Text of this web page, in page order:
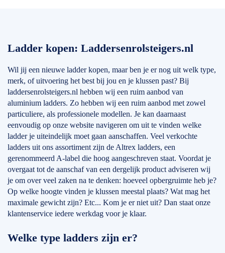
Ladder kopen: Laddersenrolsteigers.nl
Wil jij een nieuwe ladder kopen, maar ben je er nog uit welk type,
merk, of uitvoering het best bij jou en je klussen past? Bij
laddersenrolsteigers.nl hebben wij een ruim aanbod van
aluminium ladders. Zo hebben wij een ruim aanbod met zowel
particuliere, als professionele modellen. Je kan daarnaast
eenvoudig op onze website navigeren om uit te vinden welke
ladder je uiteindelijk moet gaan aanschaffen. Veel verkochte
ladders uit ons assortiment zijn de Altrex ladders, een
gerenommeerd A-label die hoog aangeschreven staat. Voordat je
overgaat tot de aanschaf van een dergelijk product adviseren wij
je om over veel zaken na te denken: hoeveel opbergruimte heb je?
Op welke hoogte vinden je klussen meestal plaats? Wat mag het
maximale gewicht zijn? Etc... Kom je er niet uit? Dan staat onze
klantenservice iedere werkdag voor je klaar.
Welke type ladders zijn er?